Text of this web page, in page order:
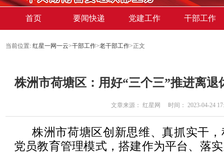
首页 要闻快递 党建工作 干部工作
当前位置: 红星一网一云>干部工作>老干部工作>正文
株洲市荷塘区：用好“三个三”推进离退
文章来源： 红星网 时间： 2023-04-24
株洲市荷塘区创新思维、真抓实干
党员教育管理模式，搭建作为平台、落